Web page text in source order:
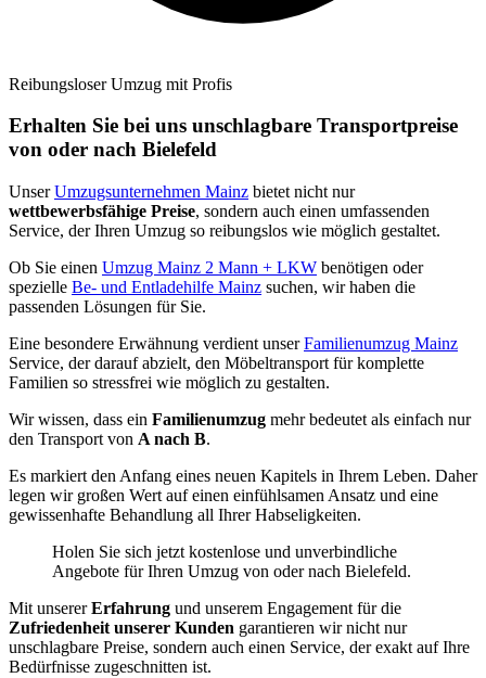
Reibungsloser Umzug mit Profis
Erhalten Sie bei uns unschlagbare Transportpreise
von oder nach Bielefeld
UnserUmzugsunternehmen Mainz bietet nicht nur
wettbewerbsfähige Preise, sondern auch einen umfassenden
Service, der Ihren Umzug so reibungslos wie möglich gestaltet.
Ob Sie einen Umzug Mainz 2 Mann + LKW benötigen oder
spezielle Be- und Entladehilfe Mainz suchen, wir haben die
passenden Lösungen für Sie.
Eine besondere Erwähnung verdient unserFamilienumzug Mainz
Service, der darauf abzielt, den Möbeltransport für komplette
Familien so stressfrei wie möglich zu gestalten.
Wir wissen, dass ein Familienumzug mehr bedeutet als einfach nur
den Transport von A nach B.
Es markiert den Anfang eines neuen Kapitels in Ihrem Leben. Daher
legen wir großen Wert auf einen einfühlsamen Ansatz und eine
gewissenhafte Behandlung all Ihrer Habseligkeiten.
Holen Sie sich jetzt kostenlose und unverbindliche
Angebote für Ihren Umzug von oder nach Bielefeld.
Mit unsererErfahrung und unserem Engagement für die
Zufriedenheit unserer Kunden garantieren wir nicht nur
unschlagbare Preise, sondern auch einen Service, der exakt auf Ihre
Bedürfnisse zugeschnitten ist.